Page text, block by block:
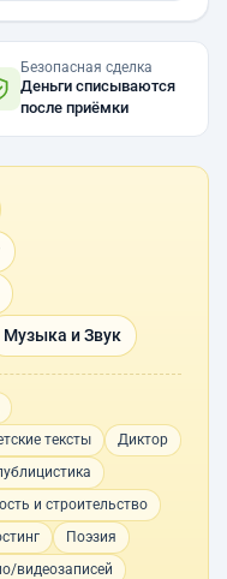
Безопасная сделка
Деньги списываются
после приёмки
Музыка и Звук
тексты
Диктор
и строительство
Поэзия
видеозаписей